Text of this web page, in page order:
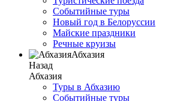
Событийные туры
Новый год в Белоруссии
Майские праздники
Речные круизы
Абхазия
Назад
Абхазия
Туры в Абхазию
Событийные туры